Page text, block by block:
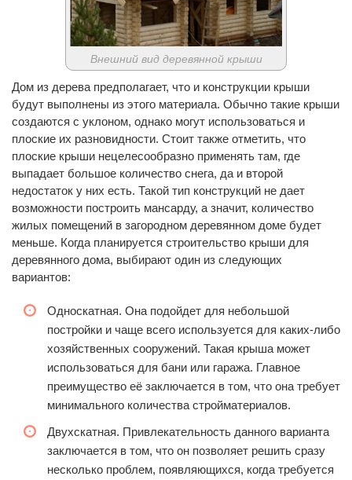
Внешний вид деревянной крыши
Дом из дерева предполагает, что и конструкции крыши
будут выполнены из этого материала. Обычно такие крыши
создаются с уклоном, однако могут использоваться и
плоские их разновидности. Стоит также отметить, что
плоские крыши нецелесообразно применять там, где
выпадает большое количество снега, да и второй
недостаток у них есть. Такой тип конструкций не дает
возможности построить мансарду, а значит, количество
жилых помещений в загородном деревянном доме будет
меньше. Когда планируется строительство крыши для
деревянного дома, выбирают один из следующих
вариантов:
Односкатная. Она подойдет для небольшой
постройки и чаще всего используется для каких-либо
хозяйственных сооружений. Такая крыша может
использоваться для бани или гаража. Главное
преимущество её заключается в том, что она требует
минимального количества стройматериалов.
Двухскатная. Привлекательность данного варианта
заключается в том, что он позволяет решить сразу
несколько проблем, появляющихся, когда требуется